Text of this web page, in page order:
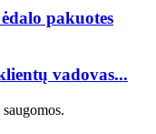
pakuotes
vadovas...